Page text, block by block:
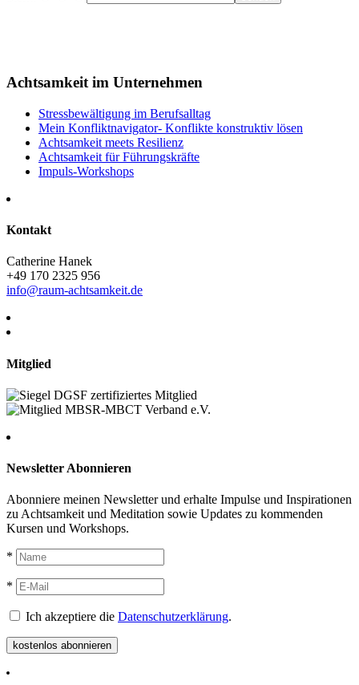
Achtsamkeit im Unternehmen
Stressbewältigung im Berufsalltag
Mein Konfliktnavigator- Konflikte konstruktiv lösen
Achtsamkeit meets Resilienz
Achtsamkeit für Führungskräfte
Impuls-Workshops
Kontakt
Catherine Hanek
+49 170 2325 956
info@raum-achtsamkeit.de
Mitglied
Newsletter Abonnieren
Abonniere meinen Newsletter und erhalte Impulse und Inspirationen
zu Achtsamkeit und Meditation sowie Updates zu kommenden
Kursen und Workshops.
*
*
Ich akzeptiere die Datenschutzerklärung.